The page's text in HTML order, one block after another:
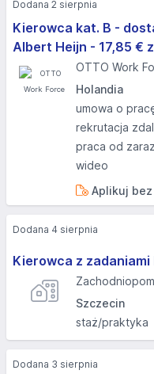
Kierowca kat. B -
Albert Heijn - 17,85 €
OTTO Work
Holandia
umowa o
rekrutacja
praca od zaraz
wideo
Aplikuj bez
Dodana 2 sierpnia
Kierowca z
Szczecin
staż/praktyka
Dodana 4 sierpnia
Dodana 3 sierpnia